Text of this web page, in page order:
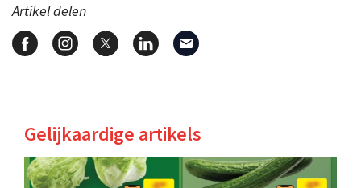
Artikel delen
Gelijkaardige artikels